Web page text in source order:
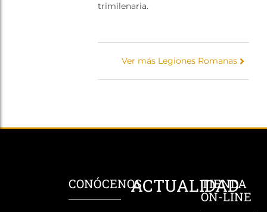
trimilenaria.
Ver más Legiones Romanas
CONÓCENOSACTUALIDAD
TIENDA
ON-LINE